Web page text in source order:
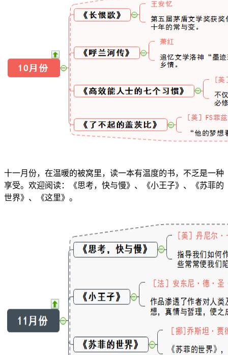
十一月份，在温暖的被窝里，读一本有温度的书，不乏是一种
享受。欢迎阅读：《思考，快与慢》、《小王子》、《苏菲的
世界》、《这里》。